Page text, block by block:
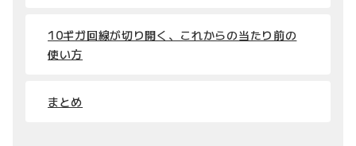
10ギガ回線が切り開く、これからの当たり前の
使い方
まとめ